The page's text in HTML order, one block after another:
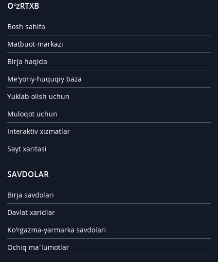
O‘zRTXB
Bosh sahifa
Matbuot-markazi
Birja haqida
Me'yoriy-huquqiy baza
Yuklab olish uchun
Muloqot uchun
Interaktiv xizmatlar
Sayt xaritasi
SAVDOLAR
Birja savdolari
Davlat xaridlar
Ko'rgazma-yarmarka savdolari
Ochiq ma’lumotlar